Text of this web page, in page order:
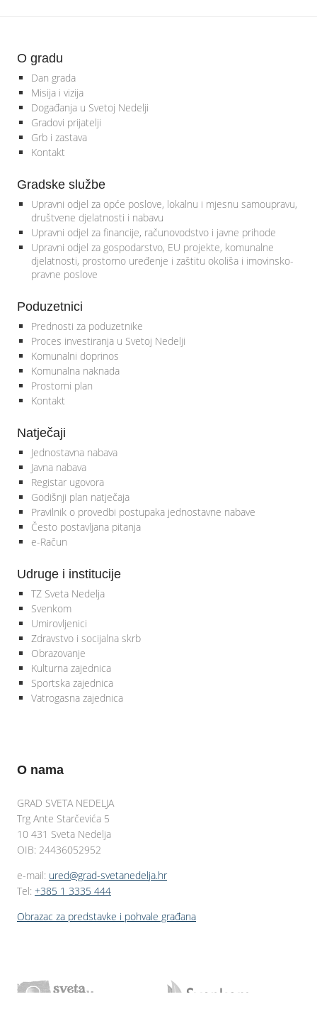
O gradu
Dan grada
Misija i vizija
Događanja u Svetoj Nedelji
Gradovi prijatelji
Grb i zastava
Kontakt
Gradske službe
Upravni odjel za opće poslove, lokalnu i mjesnu samoupravu,
društvene djelatnosti i nabavu
Upravni odjel za financije, računovodstvo i javne prihode
Upravni odjel za gospodarstvo, EU projekte, komunalne
djelatnosti, prostorno uređenje i zaštitu okoliša i imovinsko-
pravne poslove
Poduzetnici
Prednosti za poduzetnike
Proces investiranja u Svetoj Nedelji
Komunalni doprinos
Komunalna naknada
Prostorni plan
Kontakt
Natječaji
Jednostavna nabava
Javna nabava
Registar ugovora
Godišnji plan natječaja
Pravilnik o provedbi postupaka jednostavne nabave
Često postavljana pitanja
e-Račun
Udruge i institucije
TZ Sveta Nedelja
Svenkom
Umirovljenici
Zdravstvo i socijalna skrb
Obrazovanje
Kulturna zajednica
Sportska zajednica
Vatrogasna zajednica
O nama
GRAD SVETA NEDELJA
Trg Ante Starčevića 5
10 431 Sveta Nedelja
OIB: 24436052952
e-mail: ured@grad-svetanedelja.hr
Tel: +385 1 3335 444
Obrazac za predstavke i pohvale građana